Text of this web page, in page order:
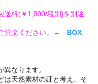
送料(￥1,000/税別)を別途
注文ください。→ BOX
なります。
は天然素材の証と考え、そ